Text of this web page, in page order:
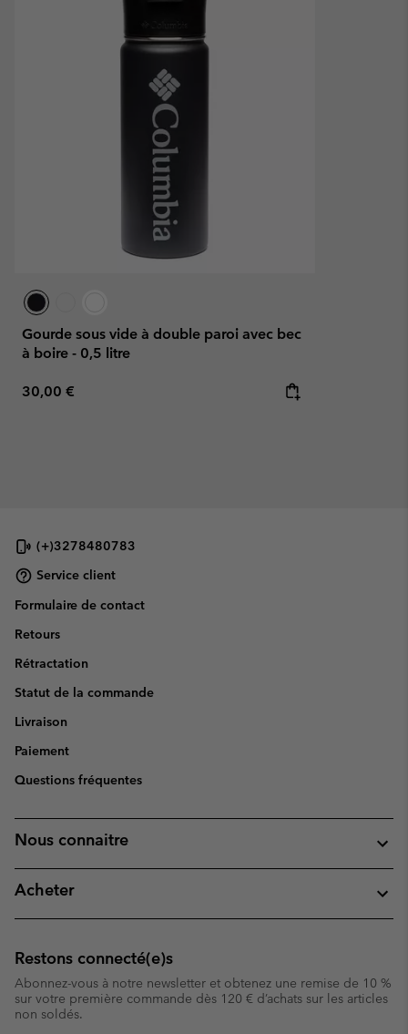
Gourde sous vide à double paroi avec bec
à boire - 0,5 litre
Regular price:
30,00 €
(+)3278480783
Service client
Formulaire de contact
Retours
Rétractation
Statut de la commande
Livraison
Paiement
Questions fréquentes
Nous connaitre
Acheter
Restons connecté(e)s
Abonnez-vous à notre newsletter et obtenez une remise de 10 %
sur votre première commande dès 120 € d’achats sur les articles
non soldés.